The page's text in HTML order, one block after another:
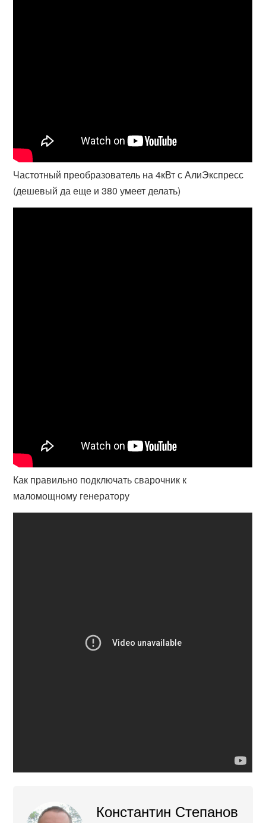
Частотный преобразователь на 4кВт с АлиЭкспресс
(дешевый да еще и 380 умеет делать)
Как правильно подключать сварочник к
маломощному генератору
Константин Степанов